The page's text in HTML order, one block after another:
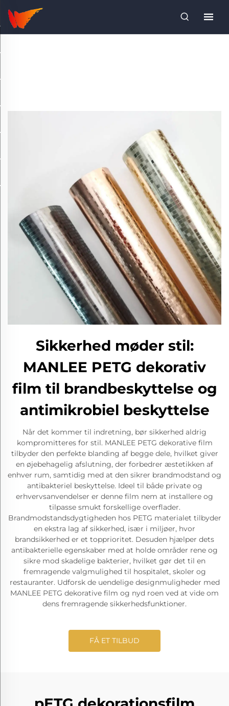
Sikkerhed møder stil:
MANLEE PETG dekorativ
film til brandbeskyttelse og
antimikrobiel beskyttelse
Når det kommer til indretning, bør sikkerhed aldrig
kompromitteres for stil. MANLEE PETG dekorative film
tilbyder den perfekte blanding af begge dele, hvilket giver
en øjebehagelig afslutning, der forbedrer æstetikken af
enhver rum, samtidig med at den sikrer brandmodstand og
antibakteriel beskyttelse. Ideel til både private og
erhvervsanvendelser er denne film nem at installere og
tilpasse smukt forskellige overflader.
Brandmodstandsdygtigheden hos PETG materialet tilbyder
en ekstra lag af sikkerhed, især i miljøer, hvor
brandsikkerhed er et topprioritet. Desuden hjælper dets
antibakterielle egenskaber med at holde områder rene og
sikre mod skadelige bakterier, hvilket gør det til en
fremragende valgmulighed til hospitalet, skoler og
restauranter. Udforsk de uendelige designmuligheder med
MANLEE PETG dekorative film og nyd roen ved at vide om
dens fremragende sikkerhedsfunktioner.
FÅ ET TILBUD